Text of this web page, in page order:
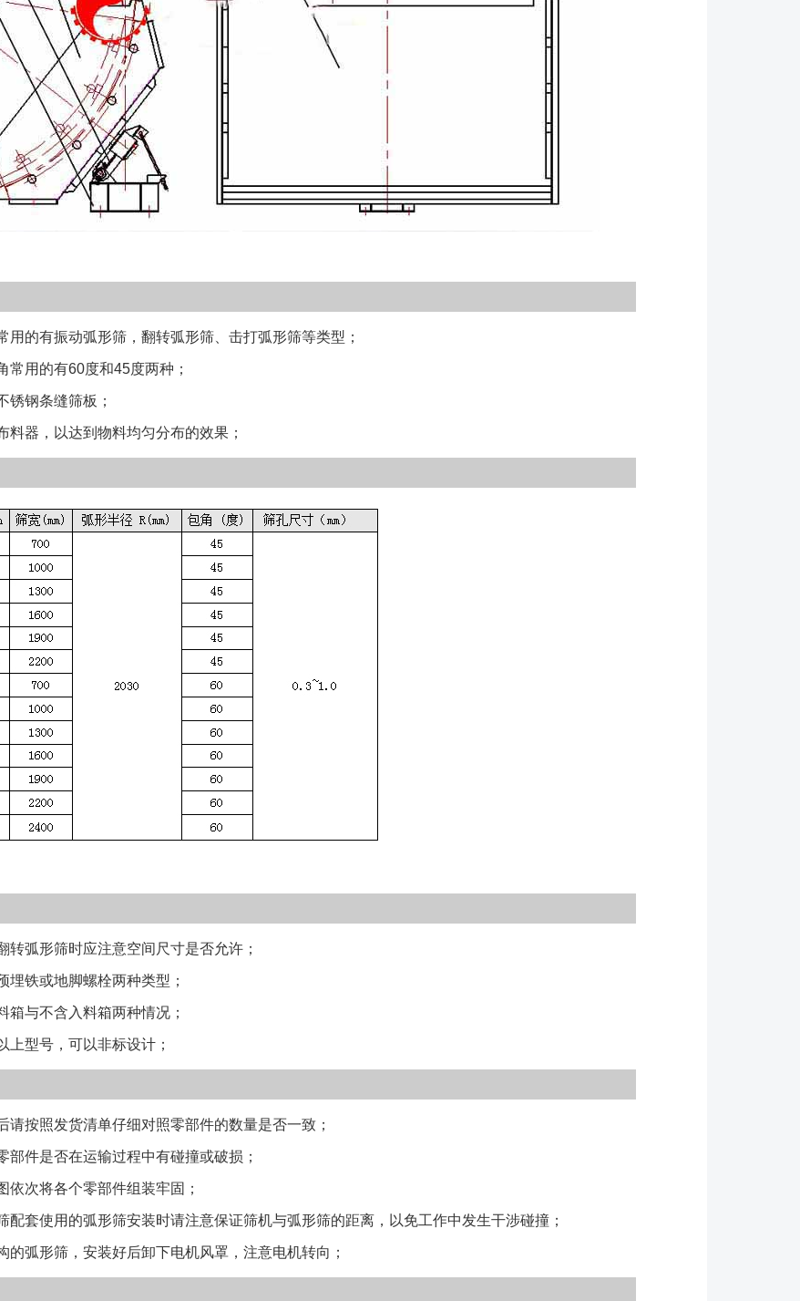
的有振动弧形筛，翻转弧形筛、击打弧形筛等类型；
用的有60度和45度两种；
钢条缝筛板；
器，以达到物料均匀分布的效果；
弧形筛时应注意空间尺寸是否允许；
铁或地脚螺栓两种类型；
与不含入料箱两种情况；
型号，可以非标设计；
按照发货清单仔细对照零部件的数量是否一致；
件是否在运输过程中有碰撞或破损；
次将各个零部件组装牢固；
套使用的弧形筛安装时请注意保证筛机与弧形筛的距离，以免工作中发生干涉碰撞；
弧形筛，安装好后卸下电机风罩，注意电机转向；